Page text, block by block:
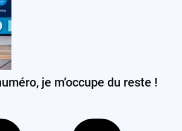
je m’occupe du reste !